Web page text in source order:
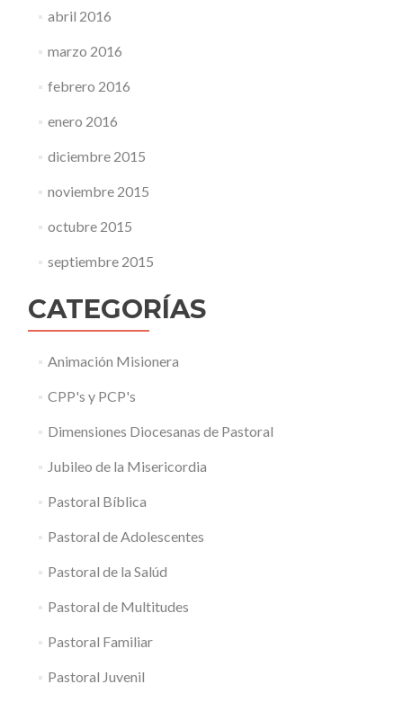
abril 2016
marzo 2016
febrero 2016
enero 2016
diciembre 2015
noviembre 2015
octubre 2015
septiembre 2015
CATEGORÍAS
Animación Misionera
CPP's y PCP's
Dimensiones Diocesanas de Pastoral
Jubileo de la Misericordia
Pastoral Bíblica
Pastoral de Adolescentes
Pastoral de la Salúd
Pastoral de Multitudes
Pastoral Familiar
Pastoral Juvenil